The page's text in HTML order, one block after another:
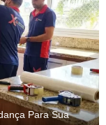
Para Sua